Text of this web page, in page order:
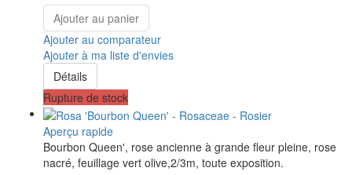
Ajouter au panier
Ajouter au comparateur
Ajouter à ma liste d'envies
Détails
Rupture de stock
Aperçu rapide
Bourbon Queen', rose ancienne à grande fleur pleine, rose
nacré, feuillage vert olive,2/3m, toute exposition.